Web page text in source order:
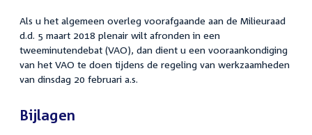
Als u het algemeen overleg voorafgaande aan de Milieuraad
d.d. 5 maart 2018 plenair wilt afronden in een
tweeminutendebat (VAO), dan dient u een vooraankondiging
van het VAO te doen tijdens de regeling van werkzaamheden
van dinsdag 20 februari a.s.
Bijlagen